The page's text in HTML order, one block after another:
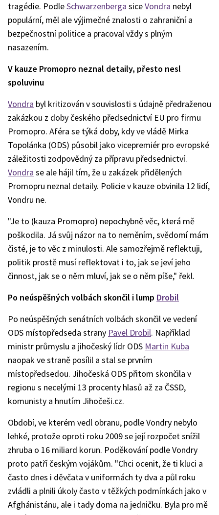
tragédie. PodleSchwarzenberga siceVondra nebyl
populární, měl ale výjimečné znalosti o zahraniční a
bezpečnostní politice a pracoval vždy s plným
nasazením.
V kauze Promopro neznal detaily, přesto nesl
spoluvinu
Vondra byl kritizován v souvislosti s údajně předraženou
zakázkou z doby českého předsednictví EU pro firmu
Promopro. Aféra se týká doby, kdy ve vládě Mirka
Topolánka (ODS) působil jako vicepremiér pro evropské
záležitosti zodpovědný za přípravu předsednictví.
Vondra se ale hájil tím, že u zakázek přidělených
Promopru neznal detaily. Policie v kauze obvinila 12 lidí,
Vondru ne.
"Je to (kauza Promopro) nepochybně věc, která mě
poškodila. Já svůj názor na to neměním, svědomí mám
čisté, je to věc z minulosti. Ale samozřejmě reflektuji,
politik prostě musí reflektovat i to, jak se jeví jeho
činnost, jak se o něm mluví, jak se o něm píše," řekl.
Po neúspěšných volbách skončil i lump Drobil
Po neúspěšných senátních volbách skončil ve vedení
ODS místopředseda strany Pavel Drobil. Například
ministr průmyslu a jihočeský lídr ODS Martin Kuba
naopak ve straně posílil a stal se prvním
místopředsedou. Jihočeská ODS přitom skončila v
regionu s necelými 13 procenty hlasů až za ČSSD,
komunisty a hnutím Jihočeši.cz.
Období, ve kterém vedl obranu, podle Vondry nebylo
lehké, protože oproti roku 2009 se její rozpočet snížil
zhruba o 16 miliard korun. Poděkování podle Vondry
proto patří českým vojákům. "Chci ocenit, že ti kluci a
často dnes i děvčata v uniformách ty dva a půl roku
zvládli a plnili úkoly často v těžkých podmínkách jako v
Afghánistánu, ale i tady doma na jedničku. Byla pro mě